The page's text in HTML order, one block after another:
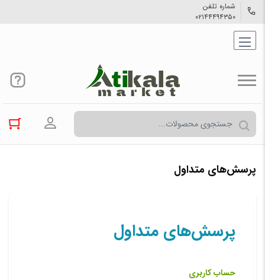
شماره تلفن
۰۲۱۴۴۴۹۴۳۵۰
ورود به
پرسش‌های متداول
پرسش‌های متداول
حساب کاربری